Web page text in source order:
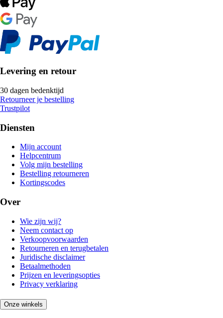
Levering en retour
30 dagen bedenktijd
Retourneer je bestelling
Trustpilot
Diensten
Mijn account
Helpcentrum
Volg mijn bestelling
Bestelling retourneren
Kortingscodes
Over
Wie zijn wij?
Neem contact op
Verkoopvoorwaarden
Retourneren en terugbetalen
Juridische disclaimer
Betaalmethoden
Prijzen en leveringsopties
Privacy verklaring
Onze winkels